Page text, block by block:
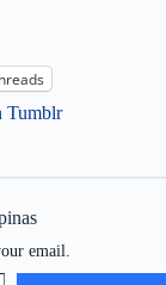
Tumblr
email.